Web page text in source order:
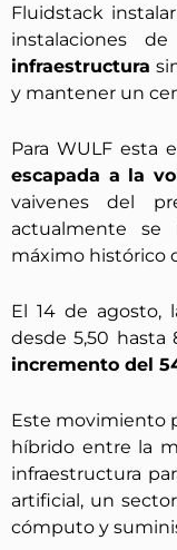
Fluidstack
instalaciones
infraestructura
y mantener un
Para WULF esta
escapada a la
vaivenes del
actualmente se
máximo histórico
El 14 de agosto,
desde 5,50 hasta
incremento del
Este movimiento
híbrido entre la
infraestructura
artificial, un
cómputo y